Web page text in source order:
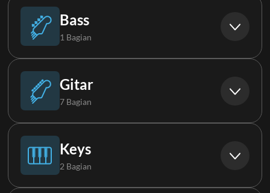
Drums
Perc
Bass
1 Bagian
Bass
Gitar
7 Bagian
Akustik Gitar
Keys
2 Bagian